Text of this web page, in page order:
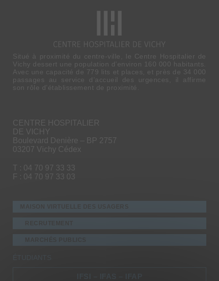
Situé à proximité du centre-ville, le Centre Hospitalier de
Vichy dessert une population d’environ 160 000 habitants.
Avec une capacité de 779 lits et places, et près de 34 000
passages au service d’accueil des urgences, il affirme
son rôle d’établissement de proximité.
CENTRE HOSPITALIER
DE VICHY
Boulevard Denière – BP 2757
03207 Vichy Cédex
T : 04 70 97 33 33
F : 04 70 97 33 03